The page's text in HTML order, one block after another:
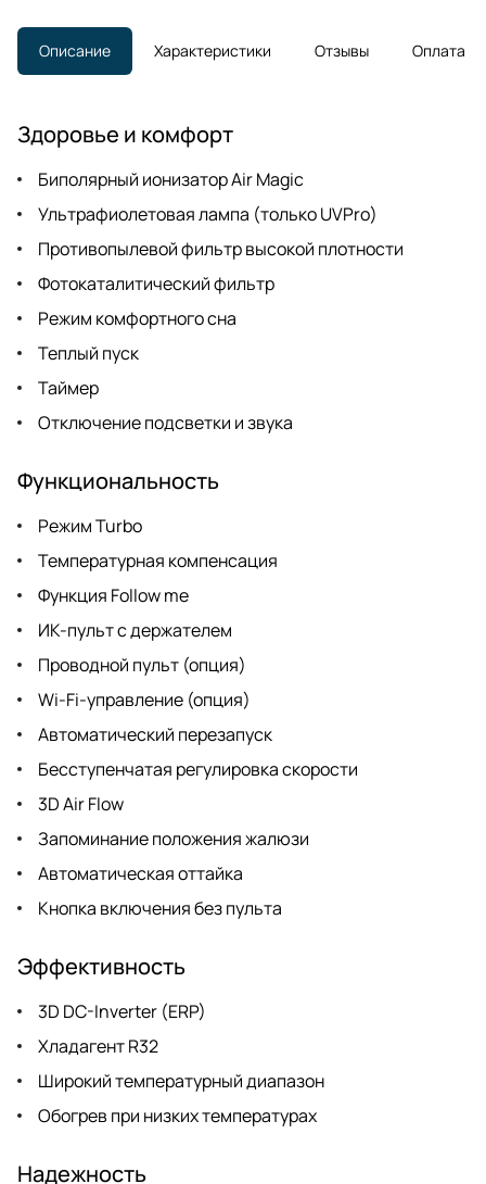
Описание Характеристики Отзывы Оплата
Здоровье и комфорт
Биполярный ионизатор Air Мagic
Ультрафиолетовая лампа (только UVPro)
Противопылевой фильтр высокой плотности
Фотокаталитический фильтр
Режим комфортного сна
Теплый пуск
Таймер
Отключение подсветки и звука
Функциональность
Режим Turbo
Температурная компенсация
Функция Follow me
ИК-пульт с держателем
Проводной пульт (опция)
Wi-Fi-управление (опция)
Автоматический перезапуск
Бесступенчатая регулировка скорости
3D Air Flow
Запоминание положения жалюзи
Автоматическая оттайка
Кнопка включения без пульта
Эффективность
3D DC-Inverter (ERP)
Хладагент R32
Широкий температурный диапазон
Обогрев при низких температурах
Надежность